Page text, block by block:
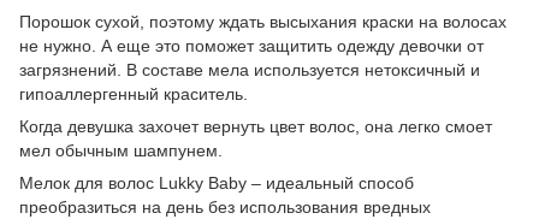
Порошок сухой, поэтому ждать высыхания краски на волосах
не нужно. А еще это поможет защитить одежду девочки от
загрязнений. В составе мела используется нетоксичный и
гипоаллергенный краситель.
Когда девушка захочет вернуть цвет волос, она легко смоет
мел обычным шампунем.
Мелок для волос Lukky Baby – идеальный способ
преобразиться на день без использования вредных